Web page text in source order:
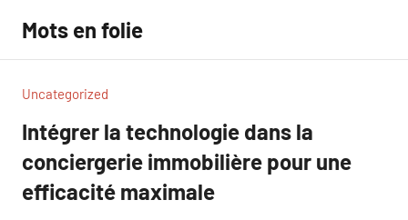
contenu
Mots en folie
Uncategorized
Intégrer la technologie dans la
conciergerie immobilière pour une
efficacité maximale